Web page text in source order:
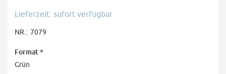
Lieferzeit: sofort verfügbar
NR.: 7079
Format*
Grün